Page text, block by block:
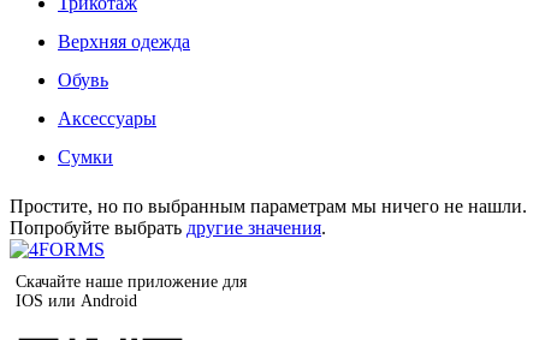
Верхняя одежда
Обувь
Аксессуары
Сумки
Простите, но по выбранным параметрам мы ничего не нашли.
Попробуйте выбрать другие значения.
Скачайте наше приложение для
IOS или Android